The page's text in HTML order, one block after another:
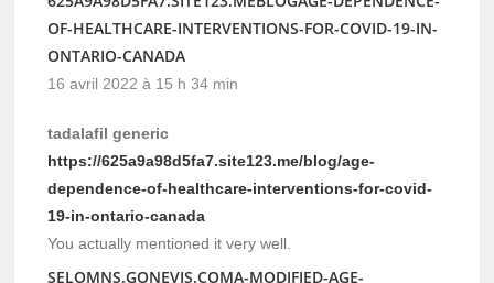
OF-HEALTHCARE-INTERVENTIONS-FOR-COVID-19-IN-
ONTARIO-CANADA
16 avril 2022 à 15 h 34 min
tadalafil generic
https://625a9a98d5fa7.site123.me/blog/age-
dependence-of-healthcare-interventions-for-covid-
19-in-ontario-canada
You actually mentioned it very well.
SELOMNS.GONEVIS.COMA-MODIFIED-AGE-